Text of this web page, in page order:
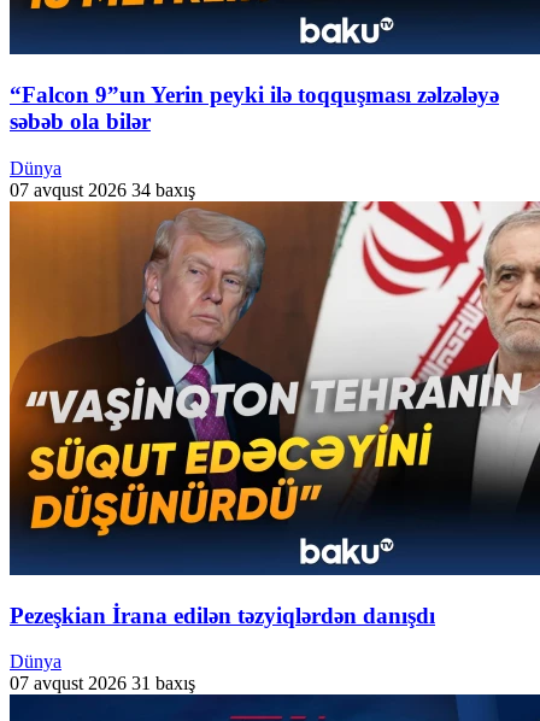
“Falcon 9”un Yerin peyki ilə toqquşması zəlzələyə
səbəb ola bilər
Dünya
07 avqust 2026 34 baxış
Pezeşkian İrana edilən təzyiqlərdən danışdı
Dünya
07 avqust 2026 31 baxış